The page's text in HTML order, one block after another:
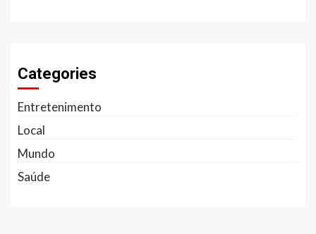
Categories
Entretenimento
Local
Mundo
Saúde